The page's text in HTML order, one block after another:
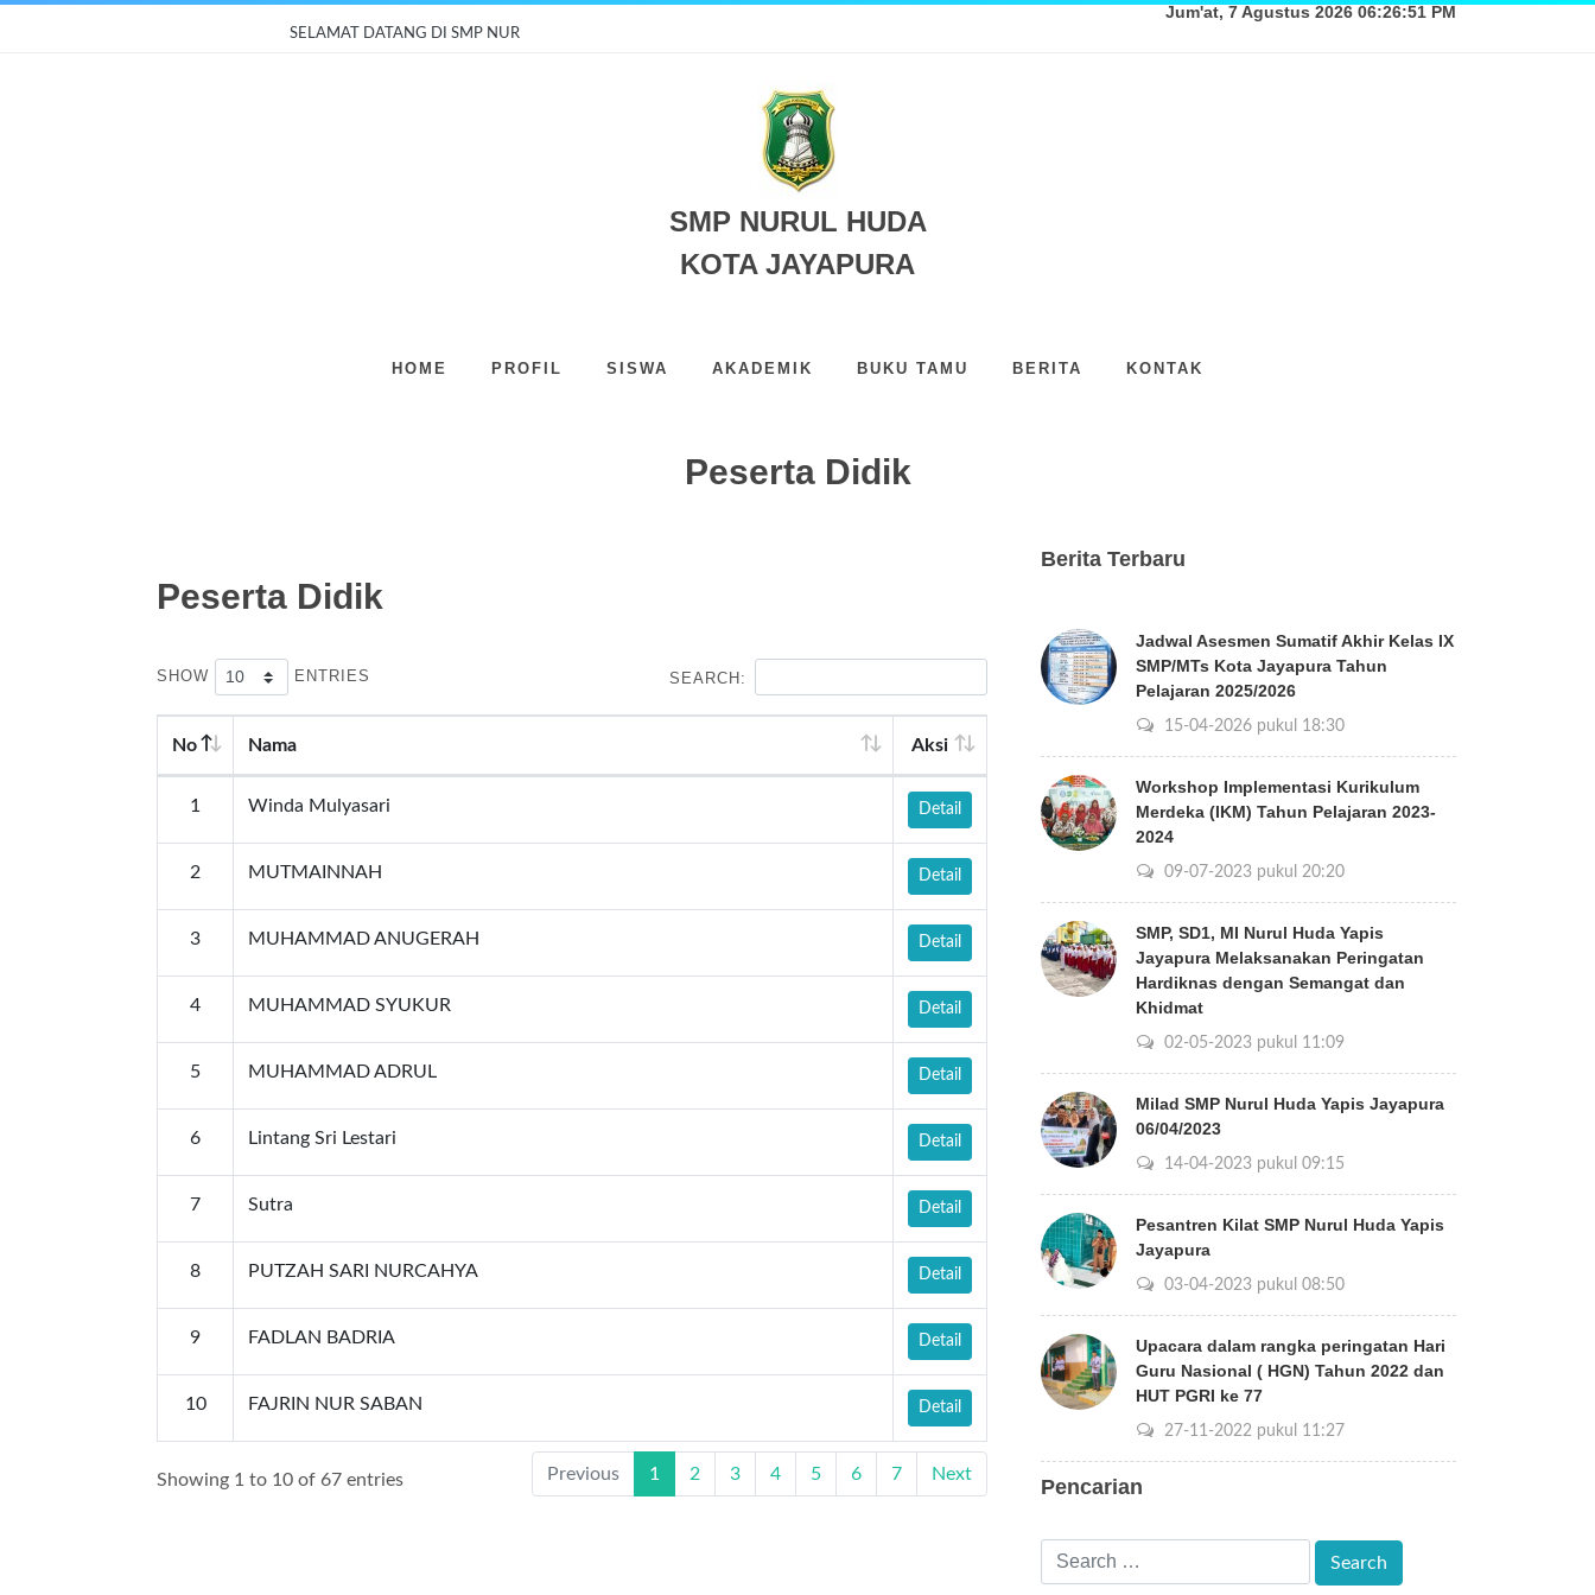
SELAMAT DATANG DI SMP NURUL HUDA JAYAPURA
Jum'at, 7 Agustus 2026 06:26:52 PM
SMP NURUL HUDA
KOTA JAYAPURA
HOME PROFIL SISWA AKADEMIK BUKU TAMU BERITA KONTAK
Peserta Didik
Peserta Didik
SHOW ENTRIES SEARCH:
No Nama Aksi
1 Winda Mulyasari Detail
2 MUTMAINNAH Detail
3 MUHAMMAD ANUGERAH Detail
4 MUHAMMAD SYUKUR Detail
5 MUHAMMAD ADRUL Detail
6 Lintang Sri Lestari Detail
7 Sutra Detail
8 PUTZAH SARI NURCAHYA Detail
9 FADLAN BADRIA Detail
10 FAJRIN NUR SABAN Detail
Showing 1 to 10 of 67 entries Previous 1 2 3 4 5 6 7 Next
Berita Terbaru
Jadwal Asesmen Sumatif Akhir Kelas IX
SMP/MTs Kota Jayapura Tahun
Pelajaran 2025/2026
15-04-2026 pukul 18:30
Workshop Implementasi Kurikulum
Merdeka (IKM) Tahun Pelajaran 2023-
2024
09-07-2023 pukul 20:20
SMP, SD1, MI Nurul Huda Yapis
Jayapura Melaksanakan Peringatan
Hardiknas dengan Semangat dan
Khidmat
02-05-2023 pukul 11:09
Milad SMP Nurul Huda Yapis Jayapura
06/04/2023
14-04-2023 pukul 09:15
Pesantren Kilat SMP Nurul Huda Yapis
Jayapura
03-04-2023 pukul 08:50
Upacara dalam rangka peringatan Hari
Guru Nasional ( HGN) Tahun 2022 dan
HUT PGRI ke 77
27-11-2022 pukul 11:27
Pencarian